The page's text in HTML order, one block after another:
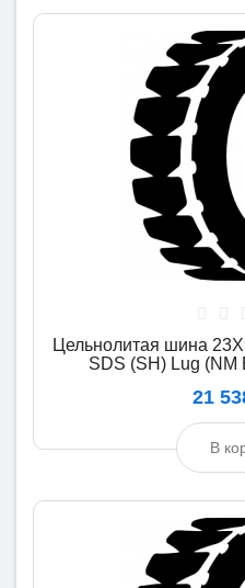
Цельнолитая шина
SDS (SH) Lug (NM
21
В